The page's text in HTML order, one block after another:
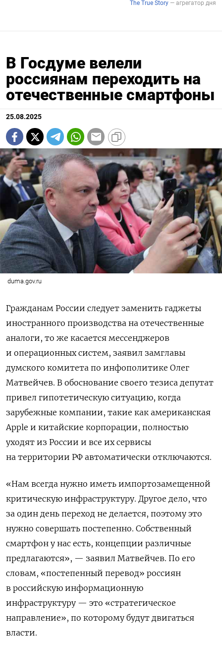
В Госдуме велели
россиянам переходить на
отечественные смартфоны
25.08.2025
duma.gov.ru
Гражданам России следует заменить гаджеты
иностранного производства на отечественные
аналоги, то же касается мессенджеров
и операционных систем, заявил замглавы
думского комитета по инфополитике Олег
Матвейчев. В обоснование своего тезиса депутат
привел гипотетическую ситуацию, когда
зарубежные компании, такие как американская
Apple и китайские корпорации, полностью
уходят из России и все их сервисы
на территории РФ автоматически отключаются.
«Нам всегда нужно иметь импортозамещенной
критическую инфраструктуру. Другое дело, что
за один день переход не делается, поэтому это
нужно совершать постепенно. Собственный
смартфон у нас есть, концепции различные
предлагаются», — заявил Матвейчев. По его
словам, «постепенный перевод» россиян
в российскую информационную
инфраструктуру — это «стратегическое
направление», по которому будут двигаться
власти.